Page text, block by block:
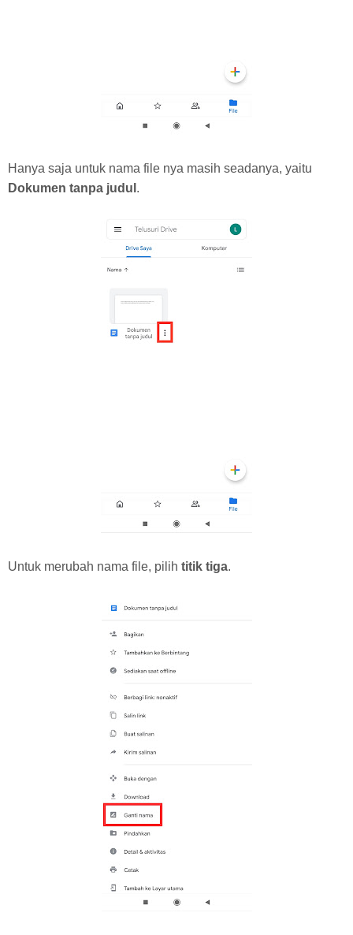
Hanya saja untuk nama file nya masih seadanya, yaitu
Dokumen tanpa judul .
Untuk merubah nama file, pilih titik tiga.